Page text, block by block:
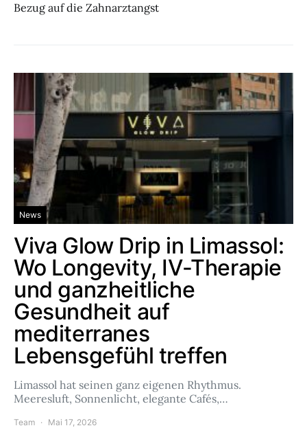
Bezug auf die Zahnarztangst
News
Viva Glow Drip in Limassol:
Wo Longevity, IV-Therapie
und ganzheitliche
Gesundheit auf
mediterranes
Lebensgefühl treffen
Limassol hat seinen ganz eigenen Rhythmus.
Meeresluft, Sonnenlicht, elegante Cafés,…
Team Mai 17, 2026